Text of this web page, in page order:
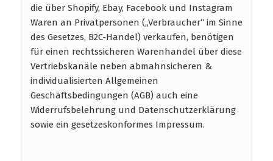
die über Shopify, Ebay, Facebook und Instagram
Waren an Privatpersonen („Verbraucher“ im Sinne
des Gesetzes, B2C-Handel) verkaufen, benötigen
für einen rechtssicheren Warenhandel über diese
Vertriebskanäle neben abmahnsicheren &
individualisierten Allgemeinen
Geschäftsbedingungen (AGB) auch eine
Widerrufsbelehrung und Datenschutzerklärung
sowie ein gesetzeskonformes Impressum.